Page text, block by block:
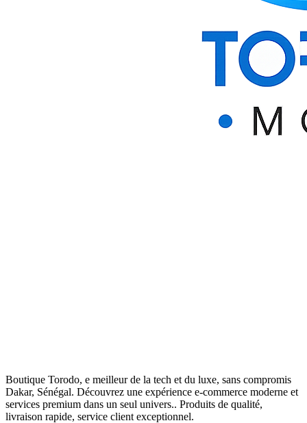
Boutique Torodo, e meilleur de la tech et du luxe, sans compromis
Dakar, Sénégal. Découvrez une expérience e-commerce moderne et
services premium dans un seul univers.. Produits de qualité,
livraison rapide, service client exceptionnel.